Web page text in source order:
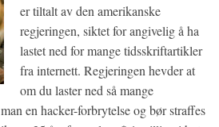
er tiltalt av den amerikanske
regjeringen, siktet for angivelig å ha
lastet ned for mange tidsskriftartikler
fra internett. Regjeringen hevder at
om du laster ned så mange
en hacker-forbrytelse og bør straffes